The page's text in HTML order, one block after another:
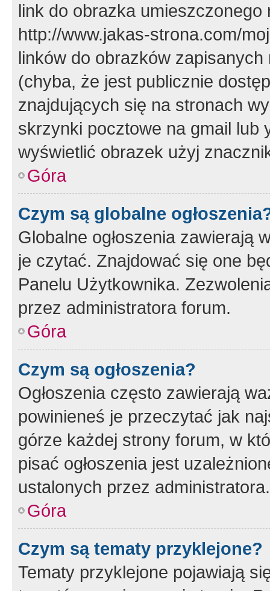
link do obrazka
http://www.jakas-strona.com/
linków do obrazków
(chyba, że jest publicznie
znajdujących się na stronach
skrzynki pocztowe na gmail lub
wyświetlić obrazek użyj
Góra
Czym są globalne
Globalne ogłoszenia zawierają
je czytać. Znajdować się one
Panelu Użytkownika.
przez administratora forum.
Góra
Czym są ogłoszenia?
Ogłoszenia często zawierają
powinieneś je przeczytać jak
górze każdej strony forum, w
pisać ogłoszenia jest
ustalonych przez administratora.
Góra
Czym są tematy przyklejone?
Tematy przyklejone pojawiają